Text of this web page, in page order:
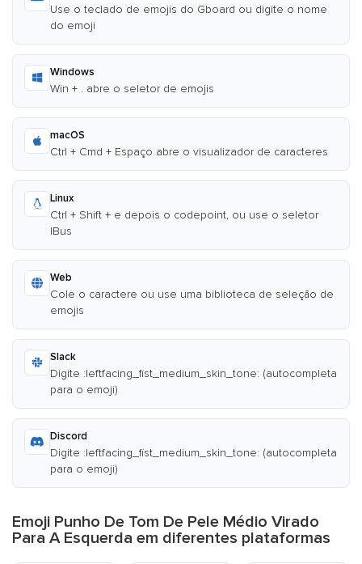
Use o teclado de emojis do Gboard ou digite o nome
do emoji
Windows
Win + . abre o seletor de emojis
macOS
Ctrl + Cmd + Espaço abre o visualizador de caracteres
Linux
Ctrl + Shift + e depois o codepoint, ou use o seletor
IBus
Web
Cole o caractere ou use uma biblioteca de seleção de
emojis
Slack
Digite :leftfacing_fist_medium_skin_tone: (autocompleta
para o emoji)
Discord
Digite :leftfacing_fist_medium_skin_tone: (autocompleta
para o emoji)
Emoji Punho De Tom De Pele Médio Virado
Para A Esquerda em diferentes plataformas